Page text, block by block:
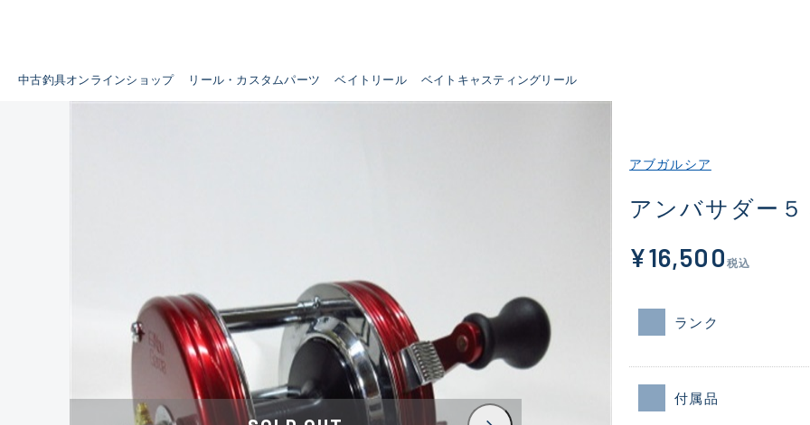
中古釣具オンラインショップ リール・カスタムパーツ ベイトリール ベイトキャスティングリール
アブガルシア
アンバサダー５
¥16,500 税込
ランク
付属品